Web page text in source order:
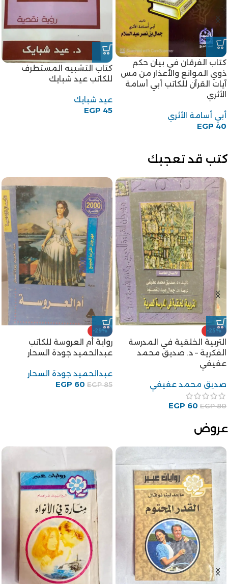
كتاب الفرقان في بيان حكم
ذوي الموانع والأعذار من مس
آيات القرآن للكاتب أبي أسامة
الأثري
أبي أسامة الأثري
EGP 40
كتاب التشبيه المستطرف
للكاتب عيد شبايك
عيد شبايك
EGP 45
كتب قد تعجبك
-25%
التربية الخلقية في المدرسة
الفكرية – د. صديق محمد
عفيفي
صديق محمد عفيفي
EGP80
EGP 60
-29%
رواية أم العروسة للكاتب
عبدالحميد جودة السحار
عبدالحميد جودة السحار
EGP85
EGP 60
عروض